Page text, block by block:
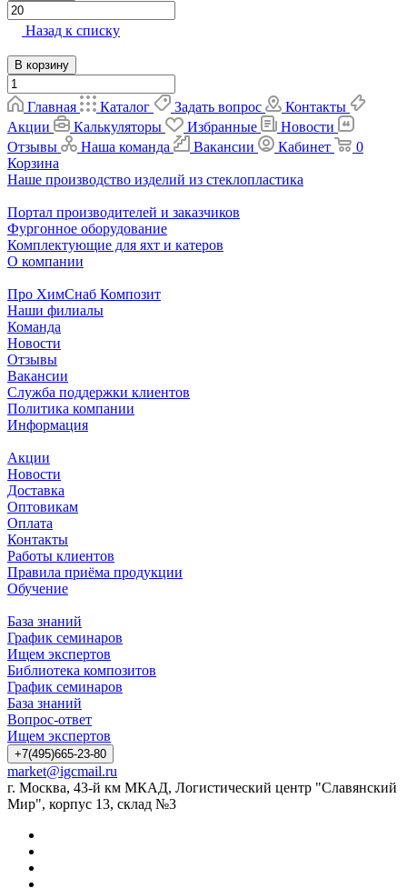
Назад к списку
В корзину
Главная Каталог Задать вопрос
Контакты
Акции
Калькуляторы Избранные
Новости
Отзывы
Наша команда Вакансии Кабинет
0
Корзина
Наше производство изделий из стеклопластика
Портал производителей и заказчиков
Фургонное оборудование
Комплектующие для яхт и катеров
О компании
Про ХимСнаб Композит
Наши филиалы
Команда
Новости
Отзывы
Вакансии
Служба поддержки клиентов
Политика компании
Информация
Акции
Новости
Доставка
Оптовикам
Оплата
Контакты
Работы клиентов
Правила приёма продукции
Обучение
База знаний
График семинаров
Ищем экспертов
Библиотека композитов
График семинаров
База знаний
Вопрос-ответ
Ищем экспертов
+7(495)665-23-80
market@igcmail.ru
г. Москва, 43-й км МКАД, Логистический центр "Славянский
Мир", корпус 13, склад №3